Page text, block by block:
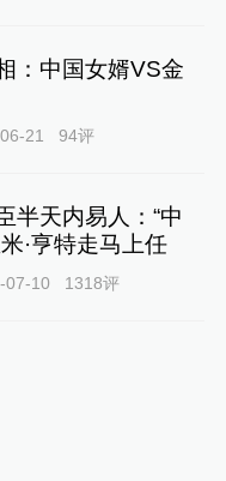
：中国女婿VS金
21 94评
半天内易人：“中
·亨特走马上任
07-10 1318评